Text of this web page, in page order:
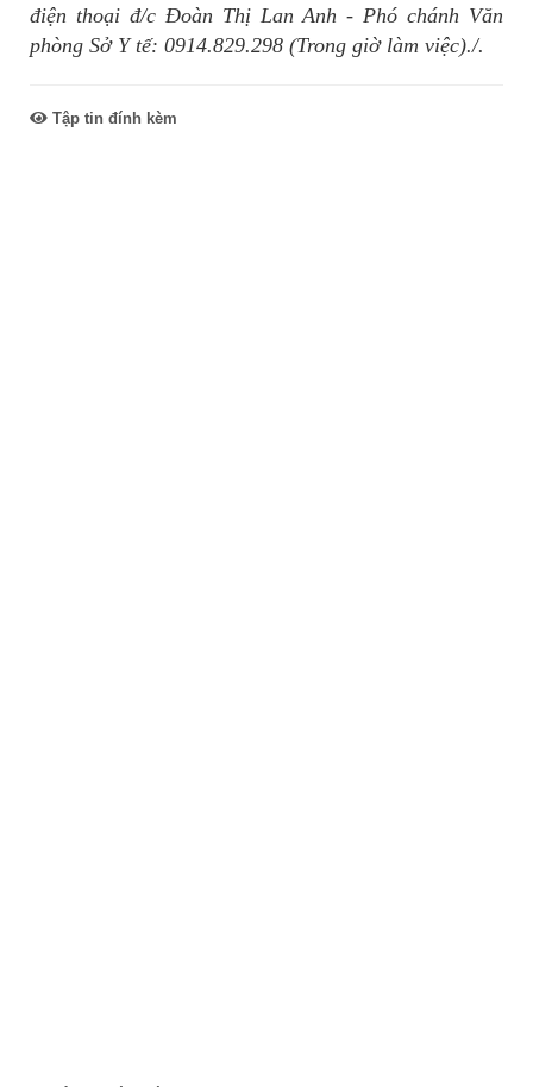
điện thoại đ/c Đoàn Thị Lan Anh - Phó chánh Văn
phòng Sở Y tế: 0914.829.298 (Trong giờ làm việc)./.
Tập tin đính kèm